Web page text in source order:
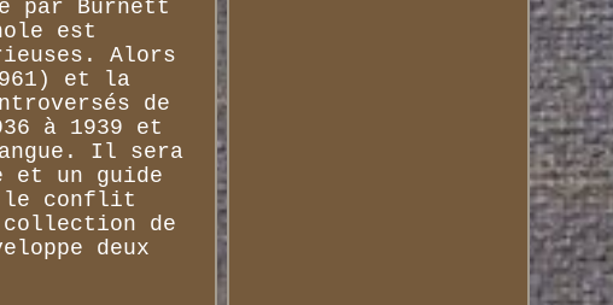
par Burnett
est
Alors
et la
de
à 1939 et
Il sera
et un guide
le conflit
collection de
deux